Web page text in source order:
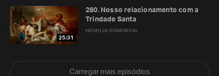
25:31
HOMILIA DOMINICAL
280. Nosso relacionamento com a
Trindade Santa
Carregar mais episódios